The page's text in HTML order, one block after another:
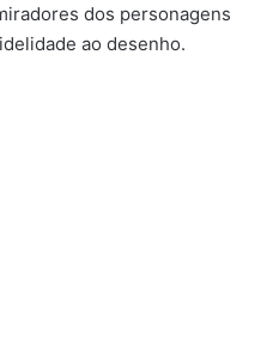
dos personagens
ao desenho.